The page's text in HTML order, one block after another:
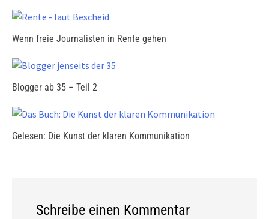
Wenn freie Journalisten in Rente gehen
Blogger ab 35 – Teil 2
Gelesen: Die Kunst der klaren Kommunikation
Schreibe einen Kommentar